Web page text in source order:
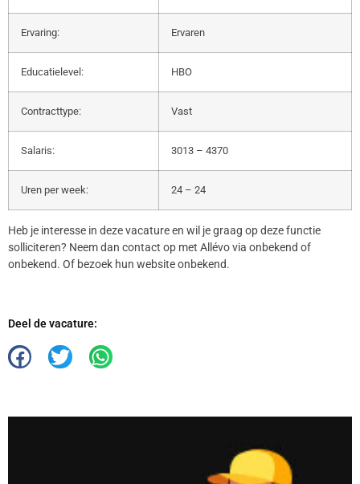
Ervaring: Ervaren
Educatielevel: HBO
Contracttype: Vast
Salaris: 3013 – 4370
Uren per week: 24 – 24
Heb je interesse in deze vacature en wil je graag op deze functie
solliciteren? Neem dan contact op met Allévo via onbekend of
onbekend. Of bezoek hun website onbekend.
Deel de vacature: